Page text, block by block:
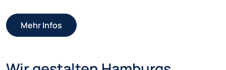
Mehr Infos